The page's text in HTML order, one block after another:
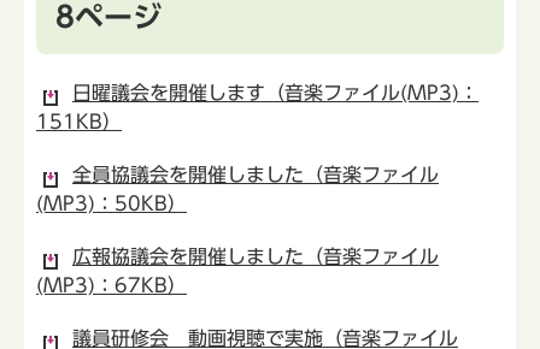
8ページ
日曜議会を開催します（音楽ファイル(MP3)：
151KB）
全員協議会を開催しました（音楽ファイル
(MP3)：50KB）
広報協議会を開催しました（音楽ファイル
(MP3)：67KB）
議員研修会 動画視聴で実施（音楽ファイル